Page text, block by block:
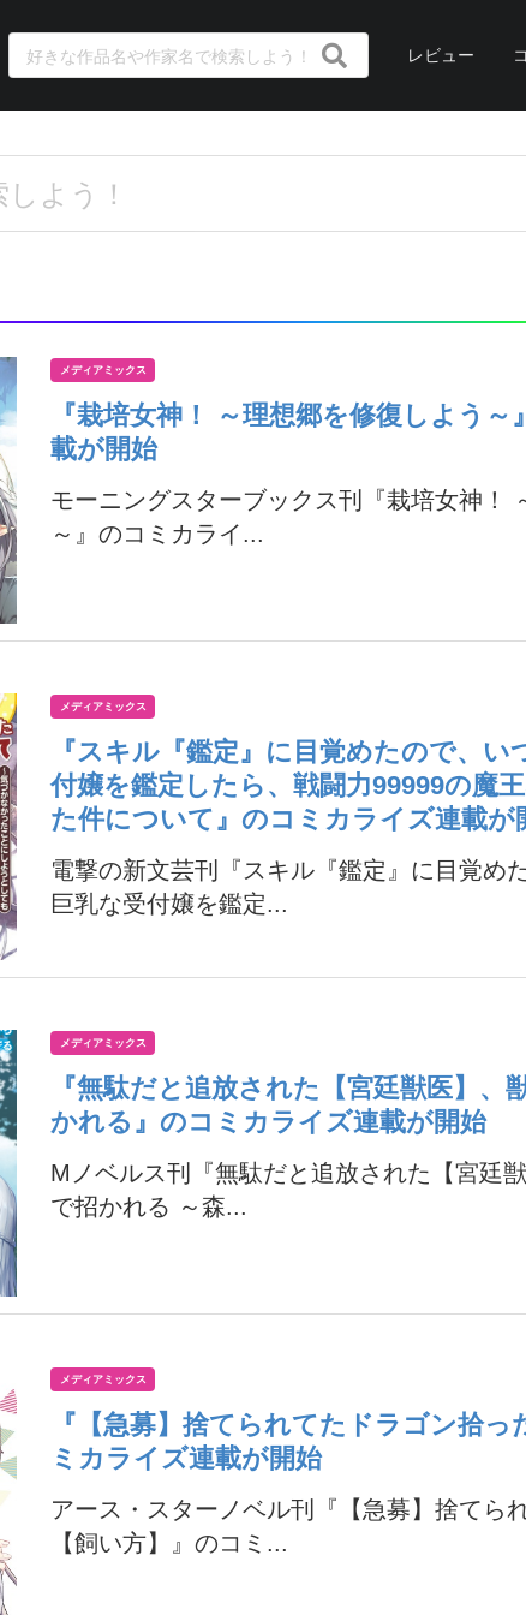
レビュー
メディアミックス
『栽培女神！ ～理想郷を修復しよう
載が開始
モーニングスターブックス刊『栽培女神！
～』のコミカライ...
メディアミックス
『スキル『鑑定』に目覚めたので、い
付嬢を鑑定したら、戦闘力99999の魔
た件について』のコミカライズ連載が
電撃の新文芸刊『スキル『鑑定』に目覚め
巨乳な受付嬢を鑑定...
メディアミックス
『無駄だと追放された【宮廷獣医】、
かれる』のコミカライズ連載が開始
Mノベルス刊『無駄だと追放された【宮廷
で招かれる ～森...
メディアミックス
『【急募】捨てられてたドラゴン拾っ
ミカライズ連載が開始
アース・スターノベル刊『【急募】捨てら
【飼い方】』のコミ...